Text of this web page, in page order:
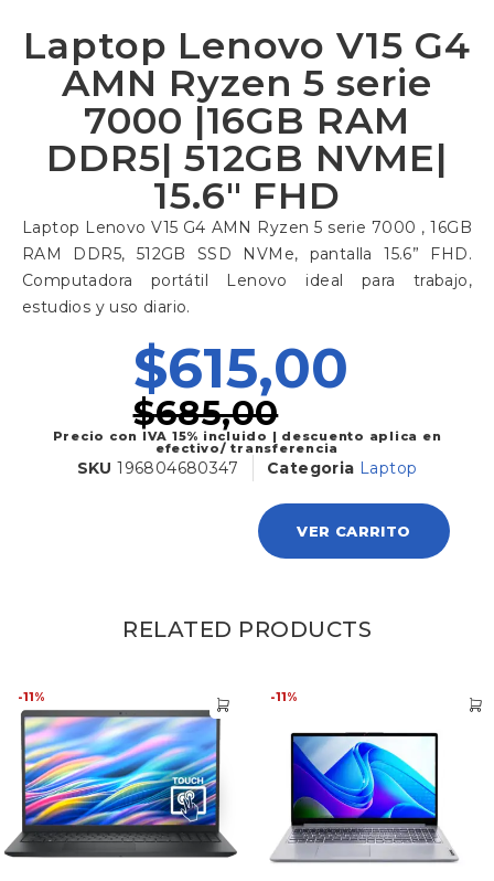
Laptop Lenovo V15 G4
AMN Ryzen 5 serie
7000 |16GB RAM
DDR5| 512GB NVME|
15.6″ FHD
Laptop Lenovo V15 G4 AMN Ryzen 5 serie 7000 , 16GB
RAM DDR5, 512GB SSD NVMe, pantalla 15.6” FHD.
Computadora portátil Lenovo ideal para trabajo,
estudios y uso diario.
$685,00
$615,00
Precio con IVA 15% incluido | descuento aplica en
efectivo/ transferencia
SKU196804680347 Categoria Laptop
VER CARRITO
RELATED PRODUCTS
-11% -11%